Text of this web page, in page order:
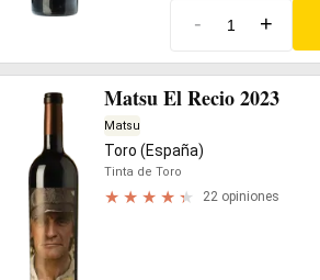
- +
Matsu El Recio 2023
Matsu
Toro (España)
Tinta de Toro
22 opiniones